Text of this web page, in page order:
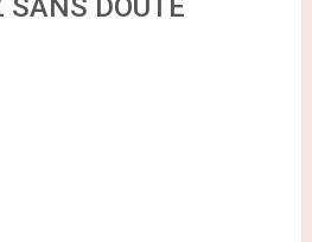
SANS DOUTE